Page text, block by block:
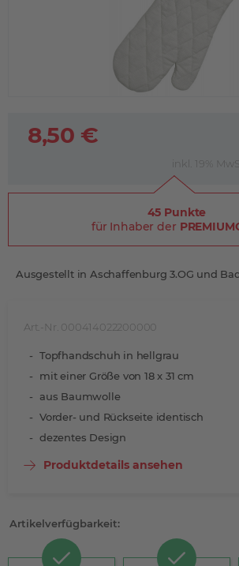
Art.-Nr. 000414022200000
Topfhandschuh in hellgrau
mit einer Größe von 18 x 31 cm
aus Baumwolle
Vorder- und Rückseite identisch
dezentes Design
Produktdetails ansehen
Artikelverfügbarkeit:
8,50 €
inkl. 19%
45 Punkte
für Inhaber der
Ausgestellt in Aschaffenburg 3.OG und